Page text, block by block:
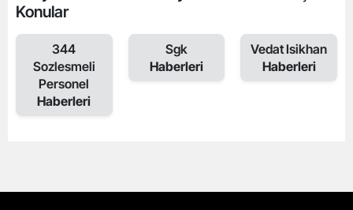
Konular
344
Sozlesmeli
Personel
Haberleri
Sgk
Haberleri
Vedat Isikhan
Haberleri